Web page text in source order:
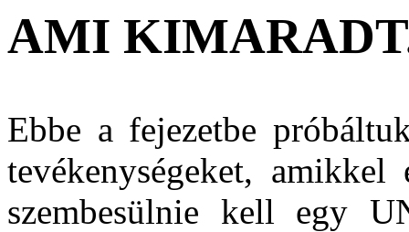
AMI
Ebbe a fejezetbe
tevékenységeket,
szembesülnie kell egy